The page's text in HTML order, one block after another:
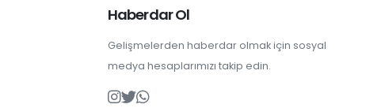
Haberdar Ol
Gelişmelerden haberdar olmak için sosyal
medya hesaplarımızı takip edin.